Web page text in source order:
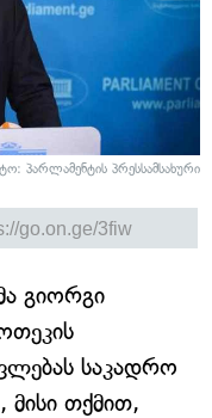
პარლამენტის პრესსამსახური
გიორგი
საკადრო
მისი თქმით,